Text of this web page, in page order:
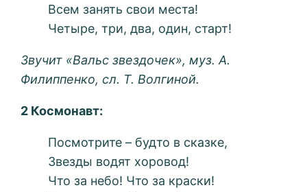
Всем занять свои места!
Четыре, три, два, один, старт!
Звучит «Вальс звездочек», муз. А.
Филиппенко, сл. Т. Волгиной.
2 Космонавт:
Посмотрите – будто в сказке,
Звезды водят хоровод!
Что за небо! Что за краски!